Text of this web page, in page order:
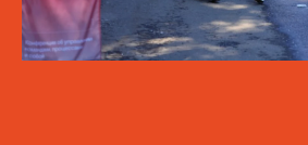
PeopleSense —